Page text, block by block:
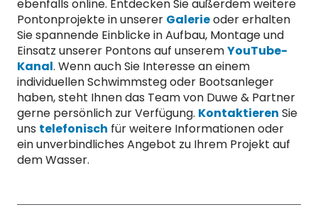
ebenfalls online. Entdecken Sie außerdem weitere
Pontonprojekte in unserer Galerieoder erhalten
Sie spannende Einblicke in Aufbau, Montage und
Einsatz unserer Pontons auf unseremYouTube-
Kanal. Wenn auch Sie Interesse an einem
individuellen Schwimmsteg oder Bootsanleger
haben, steht Ihnen das Team von Duwe & Partner
gerne persönlich zur Verfügung. Kontaktieren Sie
uns telefonisch für weitere Informationen oder
ein unverbindliches Angebot zu Ihrem Projekt auf
dem Wasser.